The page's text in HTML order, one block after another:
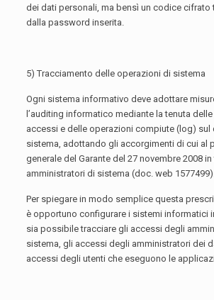
dei dati personali, ma bensì un codice cifrato
dalla password inserita.
5) Tracciamento delle operazioni di sistema
Ogni sistema informativo deve adottare
l’auditing informatico mediante la tenuta
accessi e delle operazioni compiute (log) sul
sistema, adottando gli accorgimenti di cui al
generale del Garante del 27 novembre 2008
amministratori di sistema (doc. web
Per spiegare in modo semplice questa
è opportuno configurare i sistemi informatici
sia possibile tracciare gli accessi degli
sistema, gli accessi degli amministratori dei
accessi degli utenti che eseguono le